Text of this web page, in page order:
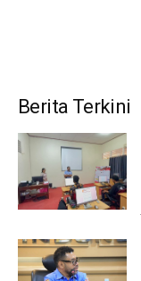
Berita Terkini